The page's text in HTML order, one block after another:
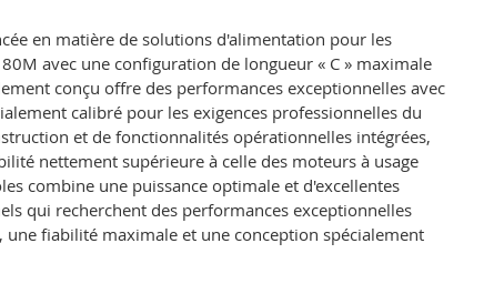
en matière de solutions d'alimentation pour les
avec une configuration de longueur « C » maximale
conçu offre des performances exceptionnelles avec
calibré pour les exigences professionnelles du
et de fonctionnalités opérationnelles intégrées,
nettement supérieure à celle des moteurs à usage
combine une puissance optimale et d'excellentes
qui recherchent des performances exceptionnelles
fiabilité maximale et une conception spécialement